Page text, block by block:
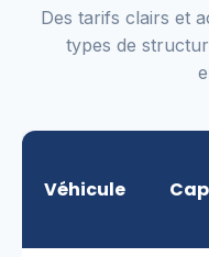
Des tarifs clairs et
types de
Véhicule